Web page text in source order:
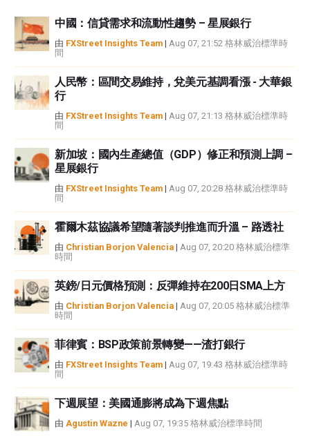
如果文章正文中沒有明確提到，在撰寫本文時，作者在本文中提到的任何股票
中都沒有頭寸，也沒有與文中提到的任何公司有業務關係。除了FXStreet，作
者沒有收到撰寫這篇文章的報酬。
FXStreet和作者不提供個性化的建議。作者對該資訊的準確性、完整性或適用
性不作任何陳述。FXStreet和作者將不承擔任何錯誤，遺漏或任何損失，傷害
或損害由此資訊及其顯示或使用引起的。錯誤和遺漏除外。本文作者和
FXStreet並非註冊投資顧問，本文內容無意提供任何投資建議。
中國：信貸需求和流動性趨勢 – 星展銀行
由 FXStreet Insights Team | Aug 07, 21:52 格林威治標準時
間
人民幣：區間交易維持，兌美元基調看漲 - 大華銀
行
由 FXStreet Insights Team | Aug 07, 21:13 格林威治標準時
間
新加坡：國內生產總值（GDP）修正和預測上調 –
星展銀行
由 FXStreet Insights Team | Aug 07, 20:28 格林威治標準時
間
霍爾木茲協議希望隨著談判推進而升溫 – 路透社
由 Christian Borjon Valencia | Aug 07, 20:20 格林威治標準
時間
英鎊/日元價格預測：反彈維持在200日SMA上方
由 Christian Borjon Valencia | Aug 07, 20:05 格林威治標準
時間
菲律賓：BSP政策前景轉變——渣打銀行
由 FXStreet Insights Team | Aug 07, 19:43 格林威治標準時
間
下週展望：美國通膨將成為下週焦點
由 Agustin Wazne | Aug 07, 19:35 格林威治標準時間